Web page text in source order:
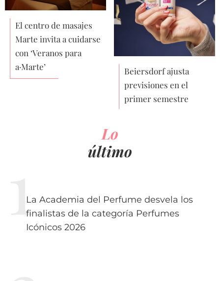
El centro de masajes
Marte invita a cuidarse
con ‘Veranos para
a·Marte’
Beiersdorf ajusta
previsiones en el
primer semestre
Lo
último
La Academia del Perfume desvela los
finalistas de la categoría Perfumes
Icónicos 2026